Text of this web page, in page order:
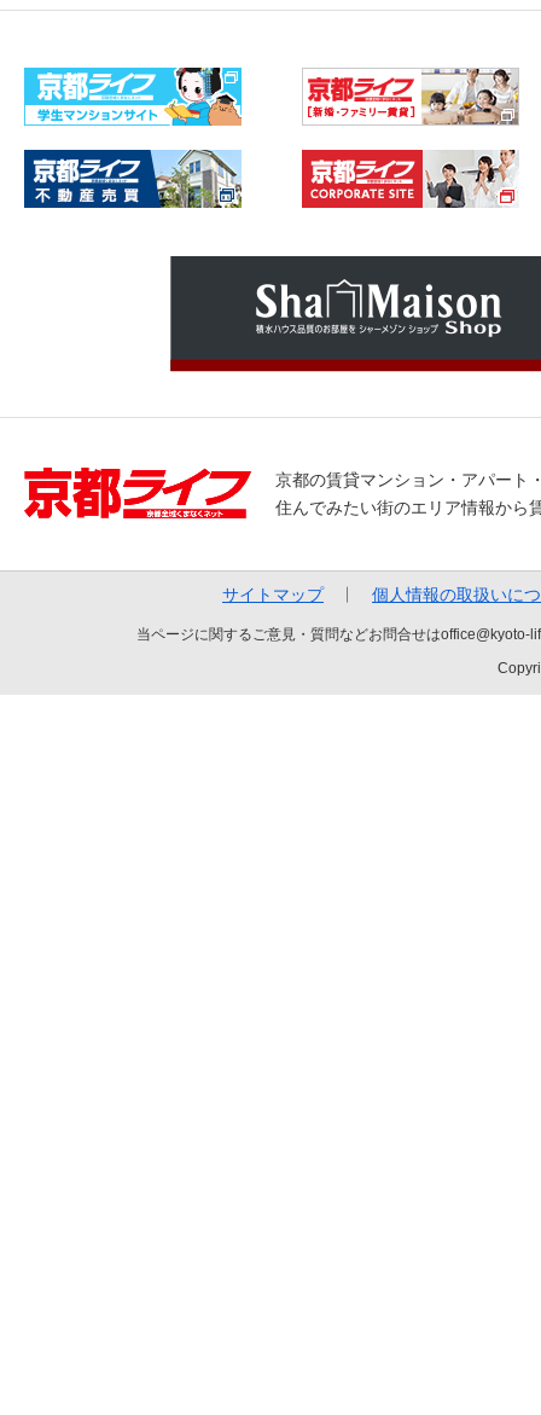
京都の賃貸マンション・アパート
住んでみたい街のエリア情報から
サイトマップ 個人情報の取扱いに
当ページに関するご意見・質問などお問合せは